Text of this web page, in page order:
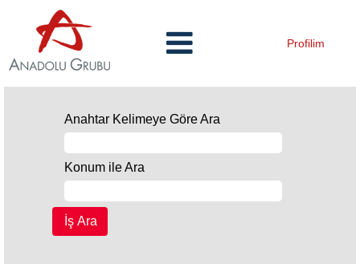
Profilim
Anahtar Kelimeye Göre Ara
Konum ile Ara